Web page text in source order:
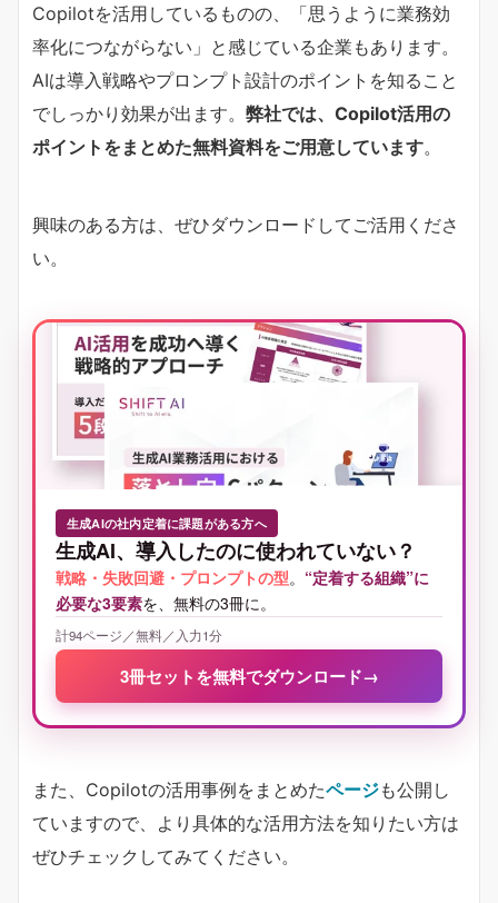
Copilotを活用しているものの、「思うように業務効
率化につながらない」と感じている企業もあります。
AIは導入戦略やプロンプト設計のポイントを知ること
でしっかり効果が出ます。 弊社では、Copilot活用の
ポイントをまとめた無料資料をご用意しています。
興味のある方は、ぜひダウンロードしてご活用くださ
い。
生成AIの社内定着に課題がある方へ
生成AI、導入したのに使われていない？
戦略・失敗回避・プロンプトの型。 “定着する組織”に
必要な3要素を、無料の3冊に。
計94ページ／無料／入力1分
3冊セットを無料でダウンロード→
また、Copilotの活用事例をまとめたページも公開し
ていますので、より具体的な活用方法を知りたい方は
ぜひチェックしてみてください。